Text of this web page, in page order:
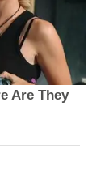
Are They